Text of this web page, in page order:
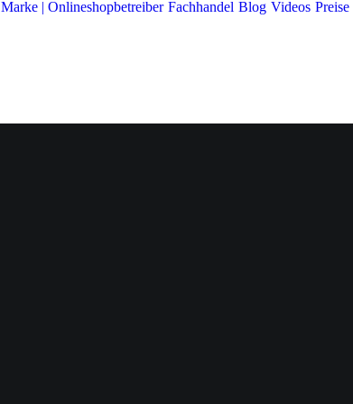
Marke | Onlineshopbetreiber Fachhandel Blog Videos Preise